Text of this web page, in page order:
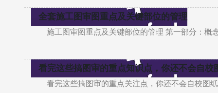
全套施工图审图重点及关键部位的管理
施工图审图重点及关键部位的管理 第一部分：概
看完这些搞图审的重点知识点，你还不会自校
看完这些搞图审的重点关注点，你还不会自校图